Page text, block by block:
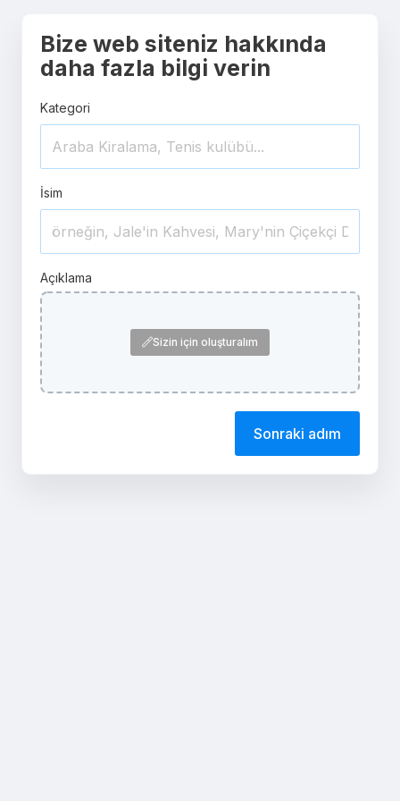
Bize web siteniz hakkında
daha fazla bilgi verin
Kategori
İsim
Açıklama
Sizin için oluşturalım
Sonraki adım